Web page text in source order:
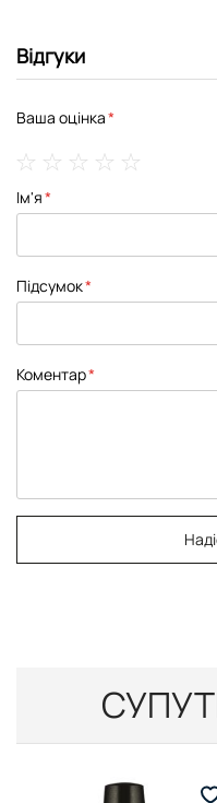
Відгуки
Ваша оцінка
star
stars
stars
stars
stars
Ім'я
Підсумок
Коментар